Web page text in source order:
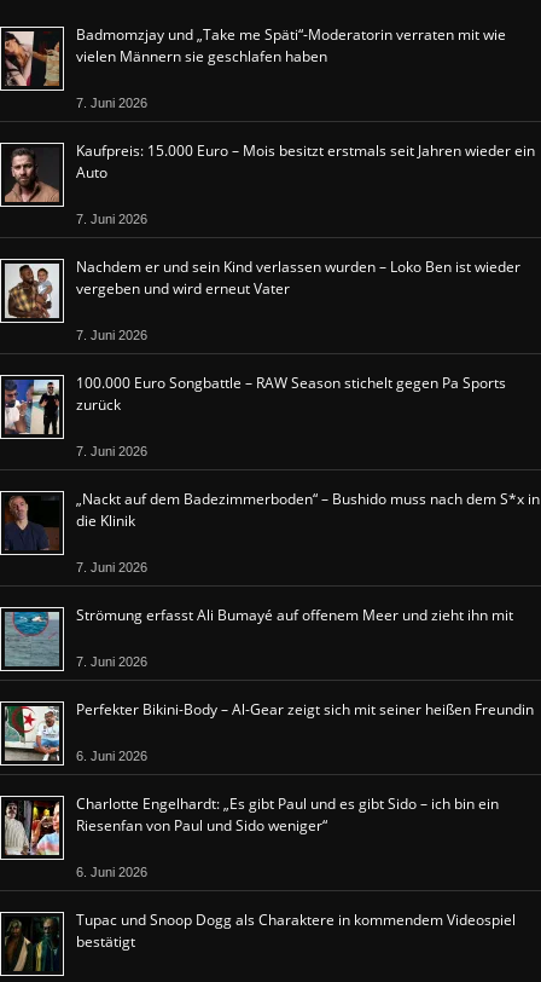
Badmomzjay und „Take me Späti“-Moderatorin verraten mit wie
vielen Männern sie geschlafen haben
7. Juni 2026
Kaufpreis: 15.000 Euro – Mois besitzt erstmals seit Jahren wieder ein
Auto
7. Juni 2026
Nachdem er und sein Kind verlassen wurden – Loko Ben ist wieder
vergeben und wird erneut Vater
7. Juni 2026
100.000 Euro Songbattle – RAW Season stichelt gegen Pa Sports
zurück
7. Juni 2026
„Nackt auf dem Badezimmerboden“ – Bushido muss nach dem S*x in
die Klinik
7. Juni 2026
Strömung erfasst Ali Bumayé auf offenem Meer und zieht ihn mit
7. Juni 2026
Perfekter Bikini-Body – Al-Gear zeigt sich mit seiner heißen Freundin
6. Juni 2026
Charlotte Engelhardt: „Es gibt Paul und es gibt Sido – ich bin ein
Riesenfan von Paul und Sido weniger“
6. Juni 2026
Tupac und Snoop Dogg als Charaktere in kommendem Videospiel
bestätigt